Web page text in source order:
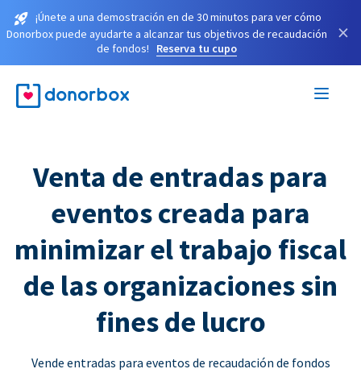
¡Únete a una demostración en de 30 minutos para ver cómo
Donorbox puede ayudarte a alcanzar tus objetivos de recaudación
de fondos!
Reserva tu cupo
×
Venta de entradas para
eventos creada para
minimizar el trabajo fiscal
de las organizaciones sin
fines de lucro
Vende entradas para eventos de recaudación de fondos